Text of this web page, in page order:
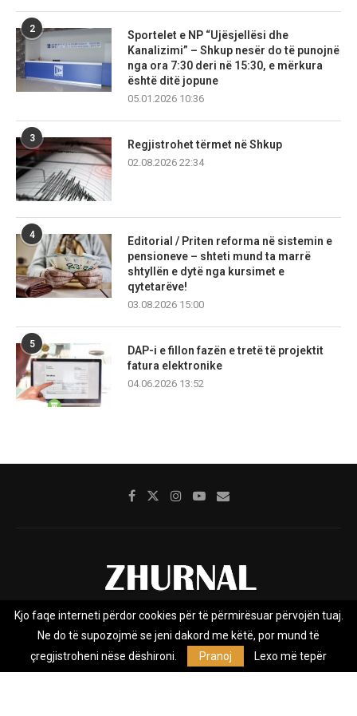
2
Sportelet e NP “Ujësjellësi dhe
Kanalizimi” – Shkup nesër do të punojnë
nga ora 7:30 deri në 15:30, e mërkura
është ditë jopune
05.01.2026 10:36
3
Regjistrohet tërmet në Shkup
02.08.2026 22:34
4
Editorial / Priten reforma në sistemin e
pensioneve – shteti mund ta marrë
shtyllën e dytë nga kursimet e
qytetarëve!
03.08.2026 15:00
5
DAP-i e fillon fazën e tretë të projektit
fatura elektronike
04.06.2026 13:52
Rreth nesh Impresumi Marketing
Kontakt
Privacy Policy
Zhurnal.mk është Agjenci e Lajmeve e pavarur, e themeluar në vitin
Kjo faqe interneti përdor cookies për të përmirësuar përvojën tuaj.
Ne do të supozojmë se jeni dakord me këtë, por mund të
çregjistroheni nëse dëshironi.
Pranoj Lexo më tepër